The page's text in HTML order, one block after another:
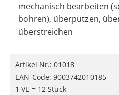
mechanisch bearbeiten
bohren), überputzen,
überstreichen
Artikel Nr.: 01018
EAN-Code: 9003742010185
1 VE = 12 Stück